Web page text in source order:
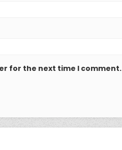
for the next time I comment.